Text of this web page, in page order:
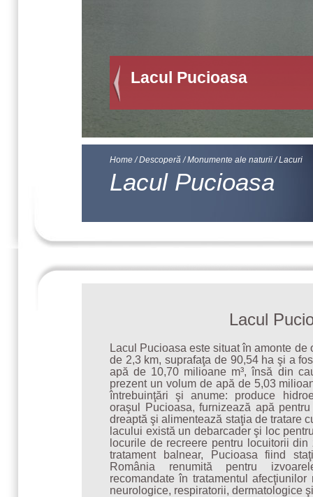
Home/Descoperă/Monumente ale naturii/Lacuri
Lacul Pucioasa
Lacul
Lacul Pucioasa este situat în amonte
de 2,3 km, suprafaţa de 90,54 ha şi a
apă de 10,70 milioane m³, însă din
prezent un volum de apă de 5,03
întrebuinţări şi anume: produce
oraşul Pucioasa, furnizează apă
dreaptă şi alimentează staţia de tratare
lacului există un debarcader şi loc
locurile de recreere pentru locuitorii
tratament balnear, Pucioasa fiind
România renumită pentru
recomandate în tratamentul afecţiunilor
neurologice, respiratorii, dermatologice